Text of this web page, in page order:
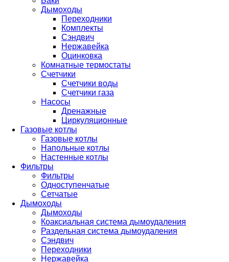
Дымоходы
Переходники
Комплекты
Сэндвич
Нержавейка
Оцинковка
Комнатные термостаты
Счетчики
Счетчики воды
Счетчики газа
Насосы
Дренажные
Циркуляционные
Газовые котлы
Газовые котлы
Напольные котлы
Настенные котлы
Фильтры
Фильтры
Одноступенчатые
Сетчатые
Дымоходы
Дымоходы
Коаксиальная система дымоудаления
Раздельная система дымоудаления
Сэндвич
Переходники
Нержавейка